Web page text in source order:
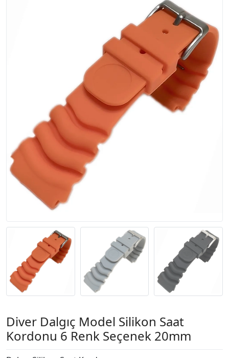
Diver Dalgıç Model Silikon Saat
Kordonu 6 Renk Seçenek 20mm